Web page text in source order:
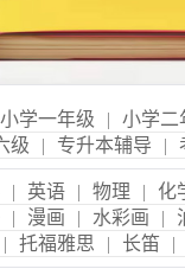
小学一年级 | 小学二
级 | 专升本辅导 |
| 英语 | 物理 | 化
| 漫画 | 水彩画 |
| 托福雅思 | 长笛 |